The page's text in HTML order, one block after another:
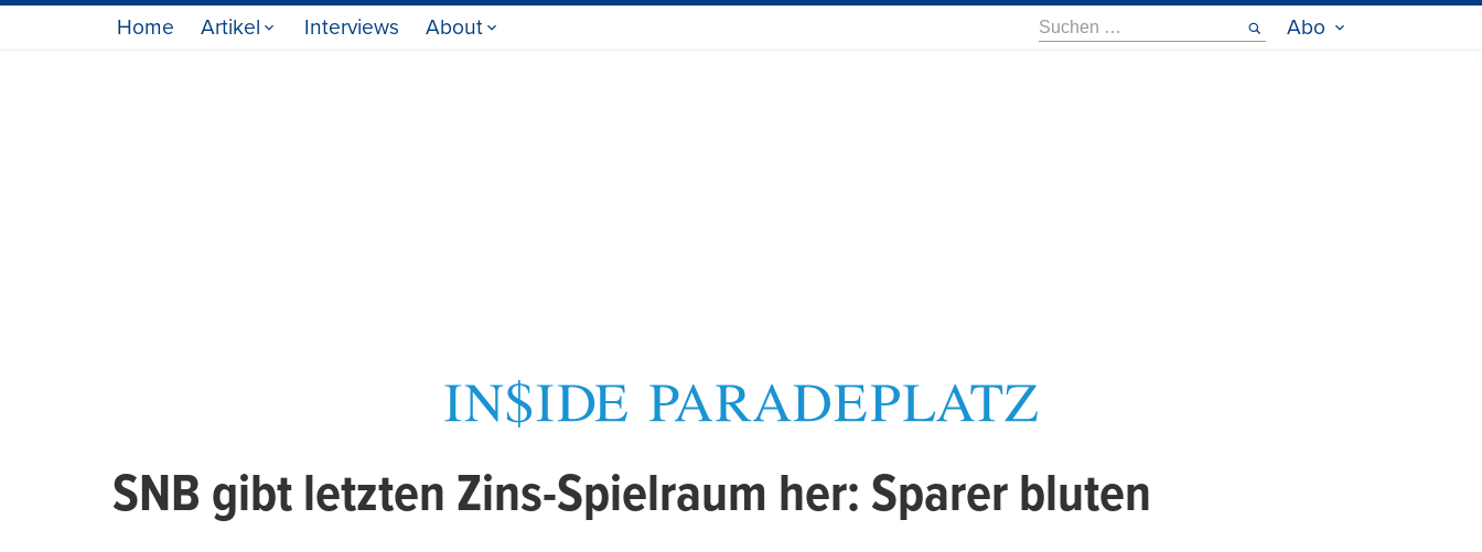
Home Artikel Interviews About
Suche
nach:
Abo
SNB gibt letzten Zins-Spielraum her: Sparer bluten